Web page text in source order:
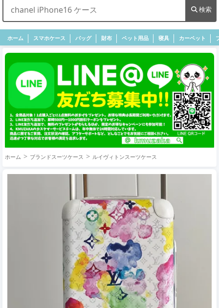
検索
ホーム スマホケース バッグ 財布 ペット用品 寝具 カーペット
ホーム ブランドスーツケース ルイヴィトンスーツケース